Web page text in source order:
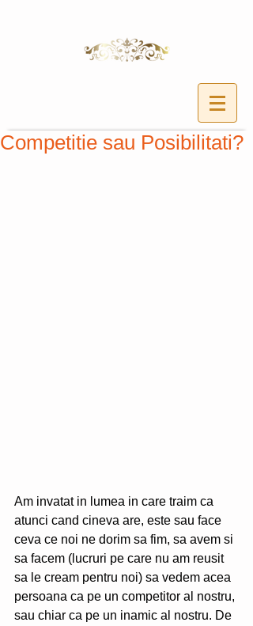
Competitie sau Posibilitati?
Am invatat in lumea in care traim ca
atunci cand cineva are, este sau face
ceva ce noi ne dorim sa fim, sa avem si
sa facem (lucruri pe care nu am reusit
sa le cream pentru noi) sa vedem acea
persoana ca pe un competitor al nostru,
sau chiar ca pe un inamic al nostru. De